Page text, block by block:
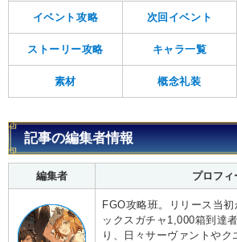
イベント攻略 次回イベント
ストーリー攻略 キャラ一覧
素材 概念礼装
記事の編集者情報
編集者 プロフィ
FGO攻略班。リリース当
ックスガチャ1,000箱到達
り、日々サーヴァントや